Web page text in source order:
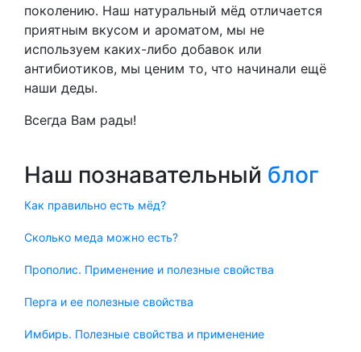
поколению. Наш натуральный мёд отличается
приятным вкусом и ароматом, мы не
используем каких-либо добавок или
антибиотиков, мы ценим то, что начинали ещё
наши деды.
Всегда Вам рады!
Наш познавательный блог
Как правильно есть мёд?
Сколько меда можно есть?
Прополис. Применение и полезные свойства
Перга и ее полезные свойства
Имбирь. Полезные свойства и применение